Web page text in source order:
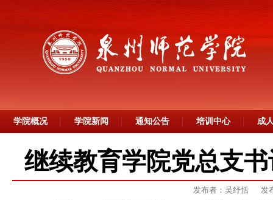
学院概况 学院新闻 通知公告 培训中心 成
继续教育学院党总支
发布者：吴纾恬 发